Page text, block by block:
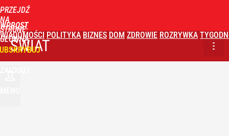
PRZEJDŹ
NA
STRONĘ
GŁÓWNĄ
WPROST
WIADOMOŚCI POLITYKA BIZNES DOM ZDROWIE ROZRYWKA
ŚWIAT